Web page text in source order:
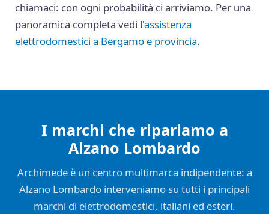
chiamaci: con ogni probabilità ci arriviamo. Per una
panoramica completa vedi l'assistenza
elettrodomestici a Bergamo e provincia.
I marchi che ripariamo a
Alzano Lombardo
Archimede è un centro multimarca indipendente: a
Alzano Lombardo interveniamo su tutti i principali
marchi di elettrodomestici, italiani ed esteri.